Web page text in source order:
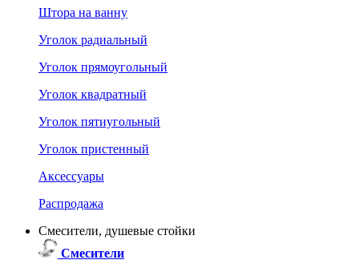
Штора на ванну
Уголок радиальный
Уголок прямоугольный
Уголок квадратный
Уголок пятиугольный
Уголок пристенный
Аксессуары
Распродажа
Смесители, душевые стойки
Смесители